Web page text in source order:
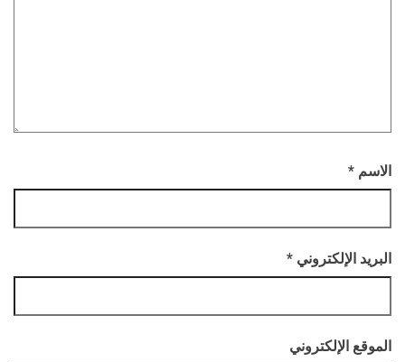
الاسم *
البريد الإلكتروني *
الموقع الإلكتروني